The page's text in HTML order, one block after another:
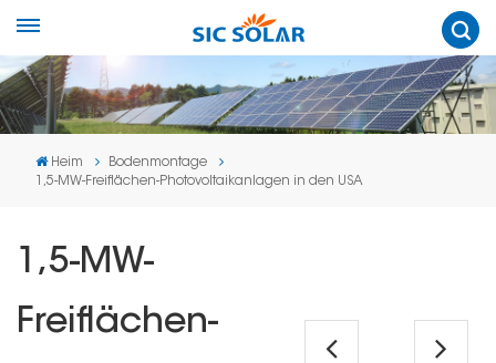
Heim
Bodenmontage
1,5-MW-Freiflächen-Photovoltaikanlagen in den USA
1,5-MW-
Freiflächen-